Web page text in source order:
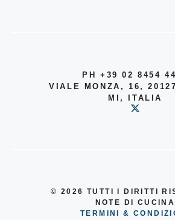
PH +39 02 8454
VIALE MONZA, 16,
MI, ITALIA
© 2026 TUTTI I DIRITTI
NOTE DI CUCINA
TERMINI &